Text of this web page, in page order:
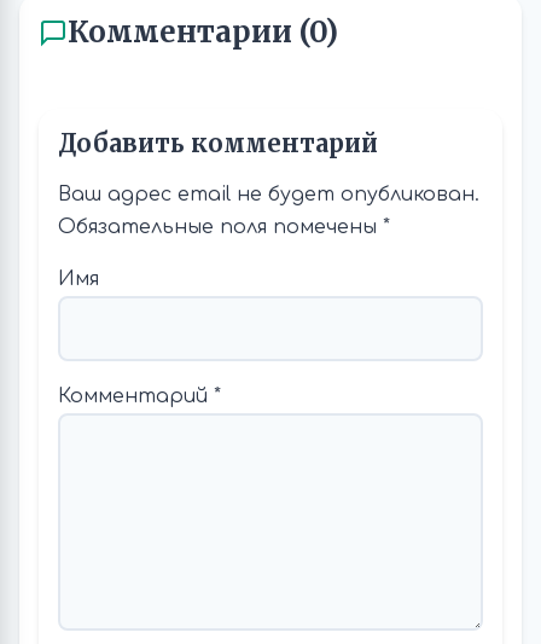
Комментарии (0)
Добавить комментарий
Ваш адрес email не будет опубликован.
Обязательные поля помечены *
Имя
Комментарий *